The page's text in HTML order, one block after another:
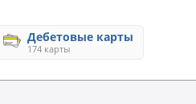
Дебетовые карты
174 карты